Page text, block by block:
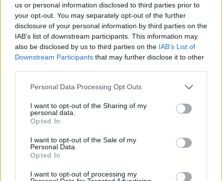
us or personal information disclosed to third parties prior to
your opt-out. You may separately opt-out of the further
disclosure of your personal information by third parties on the
IAB’s list of downstream participants. This information may
also be disclosed by us to third parties on the IAB’s List of
Downstream Participants that may further disclose it to other
Personal Data Processing Opt Outs
I want to opt-out of the Sharing of my
personal data.
Opted In
I want to opt-out of the Sale of my
Personal Data.
Opted In
I want to opt-out of processing my
A kerekasztal-beszélgetés célja az volt, hogy a résztvevők
megismerjék a kiskereskedelmi szektor bérlői oldalának
álláspontját és terveit. Kiderült, hogy bár figyelembe veszik
a makrogazdasági indikátorokat és az egyes városok
jövedelmét, a kiskereskedelmi láncok sok esetben
egyáltalán nem számadatok alapján döntenek arról, hogy
megjelenjenek-e egy adott országban. Van...
KEDVES OLVASÓNK!
tartozik, melynek olvasása előfizetéses
regisztrációhoz kötött.
Az előfizetés a következőket tartalmazza: